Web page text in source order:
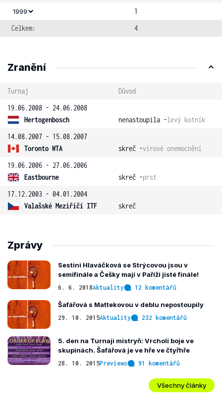
1999
1
Celkem:
4
Zranění
Turnaj
Důvod
19.06.2008 - 24.06.2008
Hertogenbosch
nenastoupila -levý kotník
14.08.2007 - 15.08.2007
Toronto WTA
skreč -virové onemocnění
19.06.2006 - 27.06.2006
Eastbourne
skreč -prst
17.12.2003 - 04.01.2004
Valašské Meziříčí ITF
skreč
Zprávy
Sestini Hlaváčková se Strýcovou jsou v
semifinále a Češky mají v Paříži jisté finále!
6. 6. 2018Aktuality 12 komentářů
Šafářová s Mattekovou v deblu nepostoupily
29. 10. 2015Aktuality 232 komentářů
5. den na Turnaji mistryň: Vrcholí boje ve
skupinách. Šafářová je ve hře ve čtyřhře
28. 10. 2015Previews 91 komentářů
Všechny články